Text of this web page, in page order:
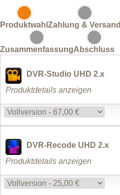
Produktwahl Zahlung & Versand
ZusammenfassungAbschluss
DVR-Studio UHD 2.x
Produktdetails anzeigen
DVR-Recode UHD 2.x
Produktdetails anzeigen